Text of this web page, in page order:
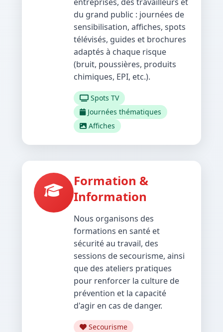
du grand public : journées de
sensibilisation, affiches, spots
télévisés, guides et brochures
adaptés à chaque risque
(bruit, poussières, produits
chimiques, EPI, etc.).
Spots TV
Journées thématiques
Affiches
Formation &
Information
Nous organisons des
formations en santé et
sécurité au travail, des
sessions de secourisme, ainsi
que des ateliers pratiques
pour renforcer la culture de
prévention et la capacité
d'agir en cas de danger.
Secourisme